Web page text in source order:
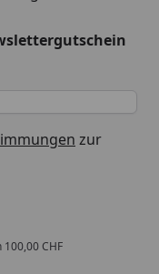
zur
CHF